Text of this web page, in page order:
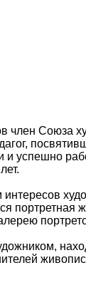
член Союза
и успешно
портретная